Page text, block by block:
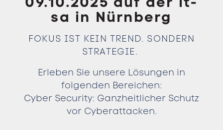
sa in Nürnberg
FOKUS IST KEIN TREND. SONDERN
STRATEGIE.
Erleben Sie unsere Lösungen in
folgenden Bereichen:
Cyber Security: Ganzheitlicher Schutz
vor Cyberattacken.